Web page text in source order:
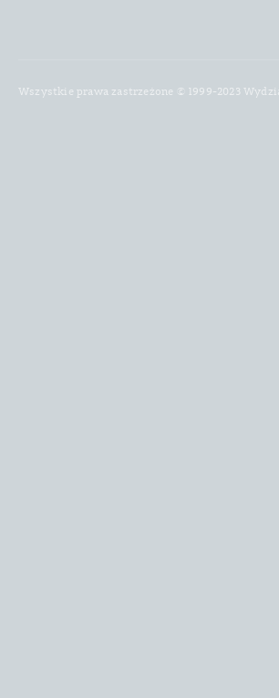
Wszystkie prawa zastrzeżone © 1999-2023